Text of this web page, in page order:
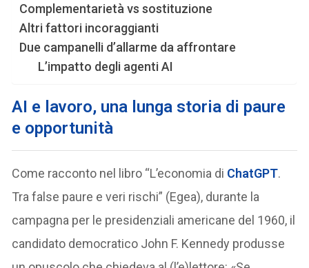
Complementarietà vs sostituzione
Altri fattori incoraggianti
Due campanelli d’allarme da affrontare
L’impatto degli agenti AI
AI e lavoro, una lunga storia di paure
e opportunità
Come racconto nel libro “L’economia di ChatGPT.
Tra false paure e veri rischi” (Egea), durante la
campagna per le presidenziali americane del 1960, il
candidato democratico John F. Kennedy produsse